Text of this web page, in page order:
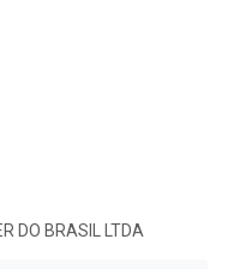
DO BRASIL LTDA